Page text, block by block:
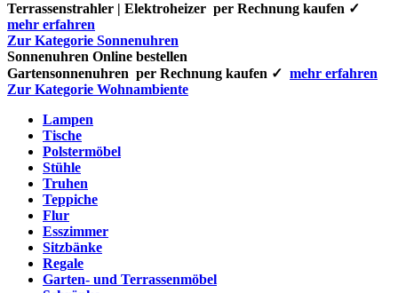
Terrassenstrahler | Elektroheizer per Rechnung kaufen ✓
mehr erfahren
Zur Kategorie Sonnenuhren
Sonnenuhren Online bestellen
Gartensonnenuhren per Rechnung kaufen ✓ mehr erfahren
Zur Kategorie Wohnambiente
Lampen
Tische
Polstermöbel
Stühle
Truhen
Teppiche
Flur
Esszimmer
Sitzbänke
Regale
Garten- und Terrassenmöbel